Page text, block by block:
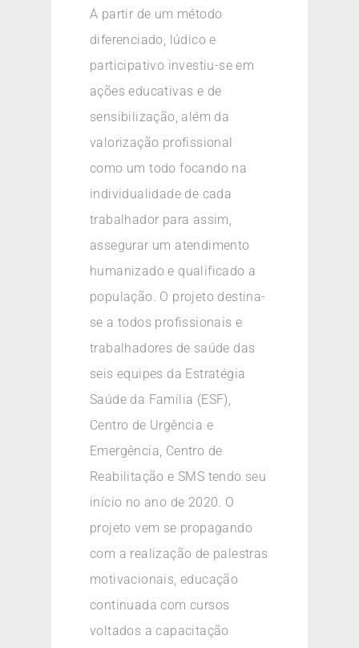
A partir de um método
diferenciado, lúdico e
participativo investiu-se em
ações educativas e de
sensibilização, além da
valorização profissional
como um todo focando na
individualidade de cada
trabalhador para assim,
assegurar um atendimento
humanizado e qualificado a
população. O projeto destina-
se a todos profissionais e
trabalhadores de saúde das
seis equipes da Estratégia
Saúde da Família (ESF),
Centro de Urgência e
Emergência, Centro de
Reabilitação e SMS tendo seu
início no ano de 2020. O
projeto vem se propagando
com a realização de palestras
motivacionais, educação
continuada com cursos
voltados a capacitação